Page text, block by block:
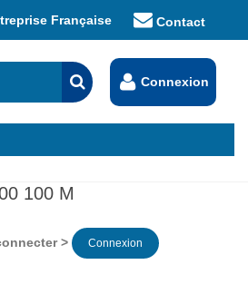
Française Contact
Connexion
100 M
> Connexion